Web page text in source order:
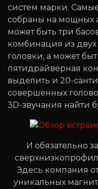
систем марки.
собраны на мощных
может быть три
комбинация из
головки, а может
пятидрайверная
выделить и 20-
совершенных
3D-звучания найти
И обязательно
Здесь компания
уникальных